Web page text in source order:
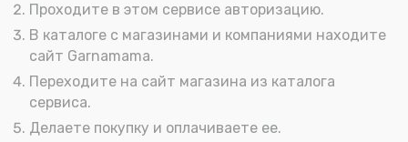
Проходите в этом сервисе авторизацию.
В каталоге с магазинами и компаниями находите
сайт Garnamama.
Переходите на сайт магазина из каталога
сервиса.
Делаете покупку и оплачиваете ее.